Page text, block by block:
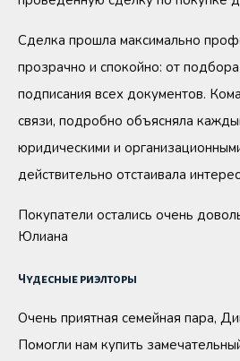
Сделка прошла максимально
прозрачно и спокойно: от
подписания всех документов.
связи, подробно объясняла
юридическими и
действительно отстаивала
Покупатели остались очень
Юлиана
Чудесные риэлторы
Очень приятная семейная пара,
Помогли нам купить